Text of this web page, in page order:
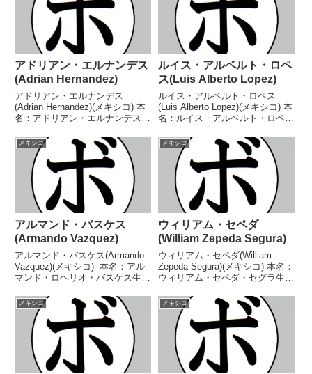
アドリアン・エルナンデス
(Adrian Hernandez)
アドリアン・エルナンデス
(Adrian Hernandez)(メキシコ) 本
名：アドリアン・エルナンデス生
キシコ戦績：36戦30勝(19KO)5敗
1分 【獲得タイトル】WBC米大
陸ライトフライ級王座NAB...
ルイス・アルベルト・ロペ
ス(Luis Alberto Lopez)
ルイス・アルベルト・ロペス
(Luis Alberto Lopez)(メキシコ) 本
名：ルイス・アルベルト・ロペ
月21日国籍：メキシコ戦績：35
戦32勝(19KO)3敗 【獲得タイト
ル】WBOインターナショナ...
メキシコ
アルマンド・バスケス
(Armando Vazquez)
アルマンド・バスケス(Armando
Vazquez)(メキシコ) 本名：アル
マンド・ロヘリオ・バスケス生年
シコ戦績：53戦26勝(7KO)24敗1
分2無効試合 【獲得タイトル】
なし 【戦歴】200...
メキシコ
ウィリアム・セペダ
(William Zepeda Segura)
ウィリアム・セペダ(William
Zepeda Segura)(メキシコ) 本名：
ウィリアム・セペダ・セグラ生年
シコ戦績：34戦33勝(27KO)1
敗 【獲得タイトル】WBFメキシ
コライト級王座WBC中央...
メキシコ メキシコ